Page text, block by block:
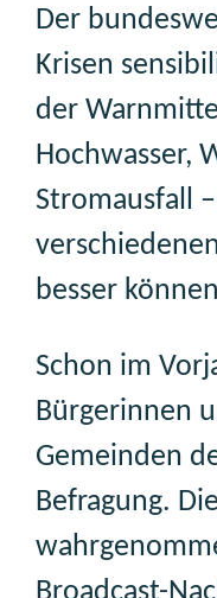
Der
Krisen
der
Hochwasser,
Stromausfall
besser
Schon im
Bürgerinnen
Gemeinden
Befragung.